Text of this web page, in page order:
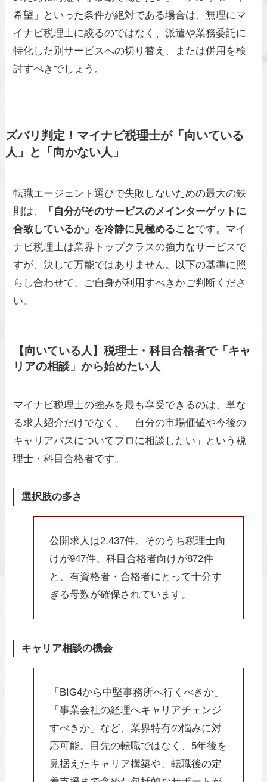
希望」といった条件が絶対である場合は、無理にマ
イナビ税理士に絞るのではなく、派遣や業務委託に
特化した別サービスへの切り替え、または併用を検
討すべきでしょう。
ズバリ判定！マイナビ税理士が「向いている
人」と「向かない人」
転職エージェント選びで失敗しないための最大の鉄
則は、
「自分がそのサービスのメインターゲットに
合致しているか」を冷静に見極めること です。マイ
ナビ税理士は業界トップクラスの強力なサービスで
すが、決して万能ではありません。以下の基準に照
らし合わせて、ご自身が利用すべきかご判断くださ
い。
【向いている人】税理士・科目合格者で「キャ
リアの相談」から始めたい人
マイナビ税理士の強みを最も享受できるのは、単な
る求人紹介だけでなく、「自分の市場価値や今後の
キャリアパスについてプロに相談したい」という税
理士・科目合格者です。
選択肢の多さ
公開求人は2,437件。そのうち税理士向
けが947件、科目合格者向けが872件
と、有資格者・合格者にとって十分す
ぎる母数が確保されています。
キャリア相談の機会
「BIG4から中堅事務所へ行くべきか」
「事業会社の経理へキャリアチェンジ
すべきか」など、業界特有の悩みに対
応可能。目先の転職ではなく、5年後を
見据えたキャリア構築や、転職後の定